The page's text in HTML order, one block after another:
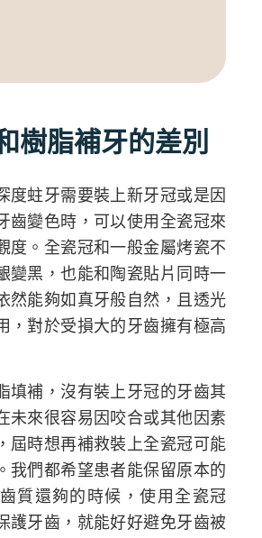
樹脂補牙的差別
度蛀牙需要裝上新牙冠或是因
齒變色時，可以使用全瓷冠來
度。全瓷冠和一般金屬烤瓷不
變黑，也能和陶瓷貼片同時一
然能夠如真牙般自然，且透光
，對於受損大的牙齒擁有極高
填補，沒有裝上牙冠的牙齒其
未來很容易因咬合或其他因素
屆時想再補救裝上全瓷冠可能
我們都希望患者能保留原本的
質還夠的時候，使用全瓷冠
護牙齒，就能好好避免牙齒被